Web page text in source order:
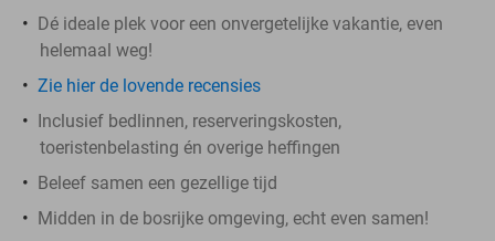
Dé ideale plek voor een onvergetelijke vakantie, even
helemaal weg!
Zie hier de lovende recensies
Inclusief bedlinnen, reserveringskosten,
toeristenbelasting én overige heffingen
Beleef samen een gezellige tijd
Midden in de bosrijke omgeving, echt even samen!